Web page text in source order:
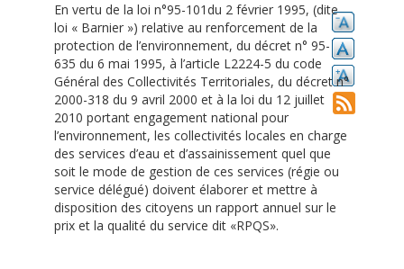
En vertu de la loi n°95-101du 2 février 1995, (dite
loi « Barnier ») relative au renforcement de la
protection de l’environnement, du décret n° 95-
635 du 6 mai 1995, à l’article L2224-5 du code
Général des Collectivités Territoriales, du décret n°
2000-318 du 9 avril 2000 et à la loi du 12 juillet
2010 portant engagement national pour
l’environnement, les collectivités locales en charge
des services d’eau et d’assainissement quel que
soit le mode de gestion de ces services (régie ou
service délégué) doivent élaborer et mettre à
disposition des citoyens un rapport annuel sur le
prix et la qualité du service dit «RPQS».